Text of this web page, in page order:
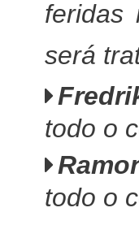
feridas
será
todo o
todo o